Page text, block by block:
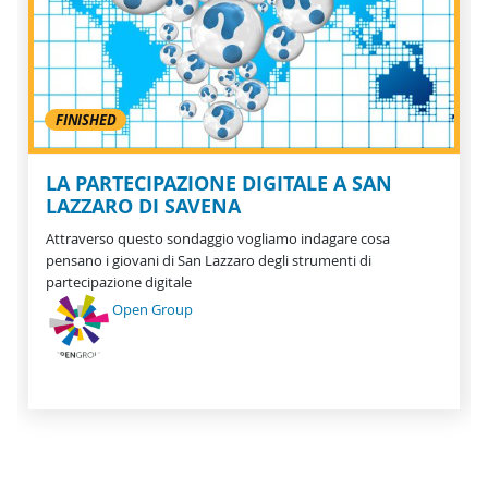
FINISHED
LA PARTECIPAZIONE DIGITALE A SAN
LAZZARO DI SAVENA
Attraverso questo sondaggio vogliamo indagare cosa
pensano i giovani di San Lazzaro degli strumenti di
partecipazione digitale
Open Group